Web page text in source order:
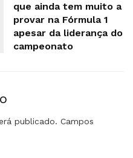
que ainda tem muito a
provar na Fórmula 1
apesar da liderança do
campeonato
publicado. Campos